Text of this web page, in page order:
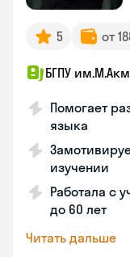
5 от
БГПУ
Помогает
языка
изучении
Работала с
до 60 лет
Читать дальше